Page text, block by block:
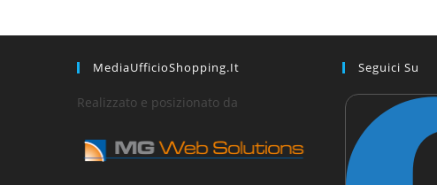
MediaUfficioShopping.it
Realizzato e posizionato da
Seguici Su